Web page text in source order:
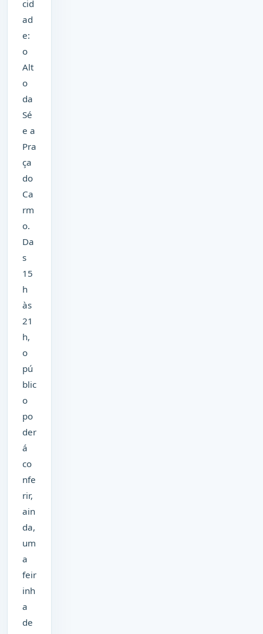
cid
ad
e:
o
Alt
o
da
Sé
e a
Pra
ça
do
Ca
rm
o.
Da
s
15
h
às
21
h,
o
pú
blic
o
po
der
á
co
nfe
rir,
ain
da,
um
a
feir
inh
a
de